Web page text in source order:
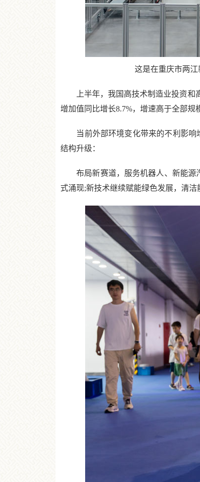
这是在重庆市两江新
上半年，我国高技术制造业投资和高
增加值同比增长8.7%，增速高于全部规
当前外部环境变化带来的不利影响增
结构升级：
布局新赛道，服务机器人、新能源汽
式涌现;新技术继续赋能绿色发展，清洁